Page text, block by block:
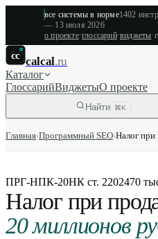
все системы в норме1402
— 13 июля 2026
о проекте·глоссарий·виджеты·
cc calcal.ru
Каталог
ГлоссарийВиджетыО проекте
Найти ⌘K
Главная›Программный SEO›Налог
ПРГ-НПК-20НК ст. 2202470
Налог при
20 миллионов